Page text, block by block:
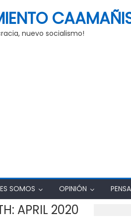
nuevo socialismo!
SOMOS OPINIÓN
APRIL 2020